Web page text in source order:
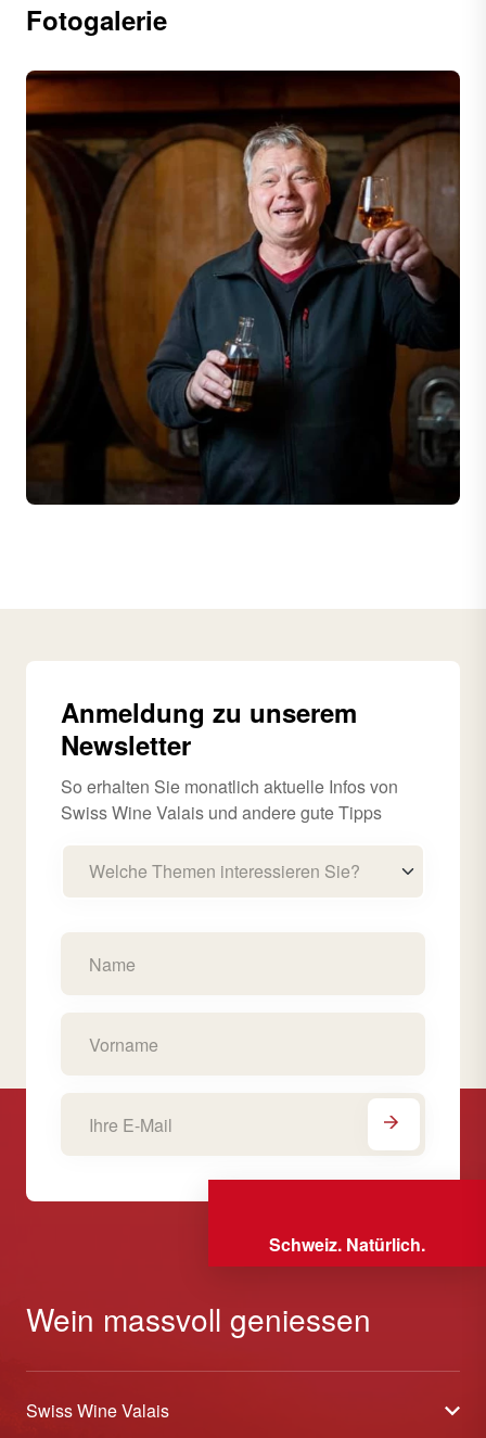
Fotogalerie
Anmeldung zu unserem
Newsletter
So erhalten Sie monatlich aktuelle Infos von
Swiss Wine Valais und andere gute Tipps
Welche Themen interessieren Sie?
Schweiz. Natürlich.
Wein massvoll geniessen
Swiss Wine Valais